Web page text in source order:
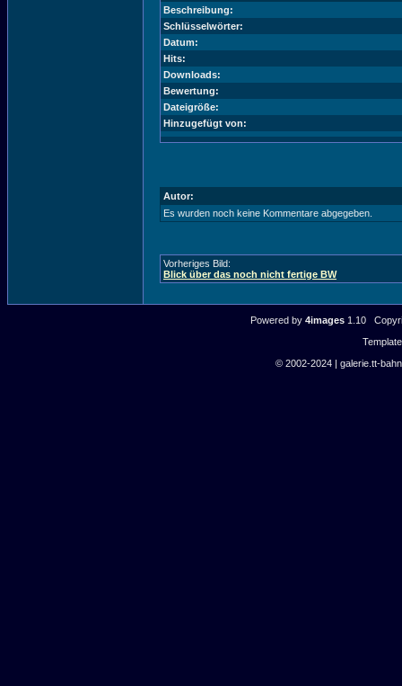
Beschreibung:
Schlüsselwörter:
Datum:
Hits:
Downloads:
Bewertung:
Dateigröße:
Hinzugefügt von:
Autor:
Es wurden noch keine Kommentare abgegeben.
Vorheriges Bild:
Blick über das noch nicht fertige BW
Powered by4images 1.10
© 2002-2024 | galerie.tt-